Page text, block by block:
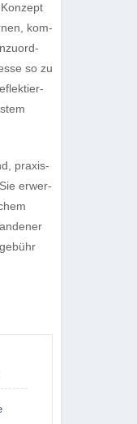
kom­
so zu
pra­xis­
erwer­